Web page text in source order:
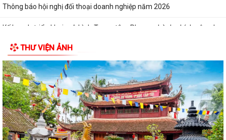
Thông báo hội nghị đối thoại doanh nghiệp năm 2026
Kế hoạch triển khai mô hình Trung tâm Phục vụ hành chính công lưu
XÃ CHẤN HƯNG TỔ CHỨC HỘI NGHỊ TIẾP XÚC CÂU LẠC BỘ HƯU TRÍ VÀ
CÁC ĐỒNG CHÍ NGUYÊN LÃNH ĐẠO XÃ TRƯỚC...
Trung tâm dịch vụ sự nghiệp công xã Chấn Hưng hướng dẫn biện pháp
kỹ thuật khắc phục diện tích lúa...
Trường THCS Đông Tây Hưng tham gia Hội thi Giáo viên dạy giỏi cấp
Thành phố năm học 2025 – 2026
THƯ VIỆN ẢNH